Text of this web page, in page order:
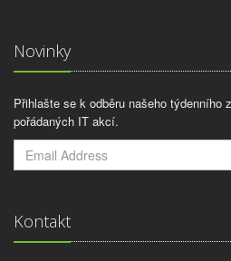
Novinky
Přihlašte se k odběru našeho týdenního
pořádaných IT akcí.
Kontakt